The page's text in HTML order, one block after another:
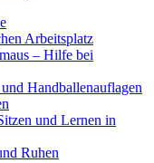
Arbeitsplatz
– Hilfe bei
Handballenauflagen
und Lernen in
Ruhen